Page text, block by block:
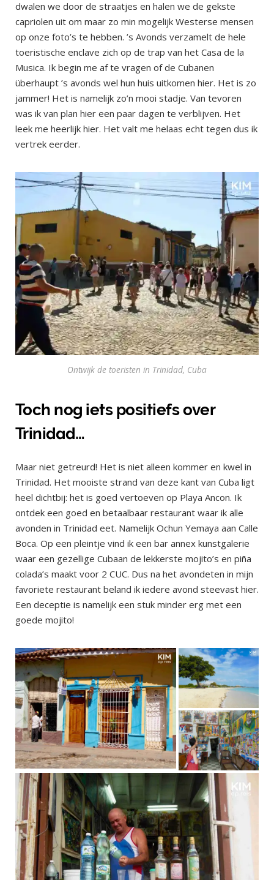
dwalen we door de straatjes en halen we de gekste
capriolen uit om maar zo min mogelijk Westerse mensen
op onze foto’s te hebben. ’s Avonds verzamelt de hele
toeristische enclave zich op de trap van het Casa de la
Musica. Ik begin me af te vragen of de Cubanen
überhaupt ’s avonds wel hun huis uitkomen hier. Het is zo
jammer! Het is namelijk zo’n mooi stadje. Van tevoren
was ik van plan hier een paar dagen te verblijven. Het
leek me heerlijk hier. Het valt me helaas echt tegen dus ik
vertrek eerder.
Ontwijk de toeristen in Trinidad, Cuba
Toch nog iets positiefs over
Trinidad…
Maar niet getreurd! Het is niet alleen kommer en kwel in
Trinidad. Het mooiste strand van deze kant van Cuba ligt
heel dichtbij: het is goed vertoeven op Playa Ancon. Ik
ontdek een goed en betaalbaar restaurant waar ik alle
avonden in Trinidad eet. Namelijk Ochun Yemaya aan Calle
Boca. Op een pleintje vind ik een bar annex kunstgalerie
waar een gezellige Cubaan de lekkerste mojito’s en piña
colada’s maakt voor 2 CUC. Dus na het avondeten in mijn
favoriete restaurant beland ik iedere avond steevast hier.
Een deceptie is namelijk een stuk minder erg met een
goede mojito!